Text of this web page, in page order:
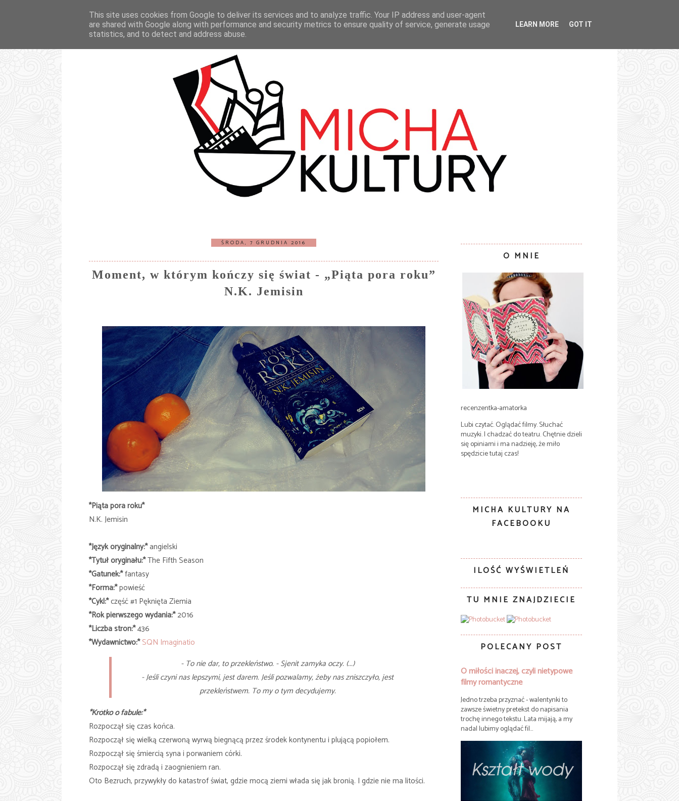
STRONA GŁÓWNA KSIĄŻKI FILMY TEATR SERIALE 100 BBC KONTAKT
ŚRODA, 7 GRUDNIA 2016
Moment, w którym kończy się świat - „Piąta pora roku”
N.K. Jemisin
*Piąta pora roku*
N.K. Jemisin
*Język oryginalny:*angielski
*Tytuł oryginału:*The Fifth Season
*Gatunek:*fantasy
*Forma:*powieść
*Cykl:*część #1 Pęknięta Ziemia
*Rok pierwszego wydania:*2016
*Liczba stron:*436
*Wydawnictwo:*SQN Imaginatio
- To nie dar, to przekleństwo. - Sjenit zamyka oczy. (...)
- Jeśli czyni nas lepszymi, jest darem. Jeśli pozwalamy, żeby nas zniszczyło, jest
przekleństwem. To my o tym decydujemy.
*Krótko o fabule:*
Rozpoczął się czas końca.
Rozpoczął się wielką czerwoną wyrwą biegnącą przez środek kontynentu i plującą popiołem.
Rozpoczął się śmiercią syna i porwaniem córki.
Rozpoczął się zdradą i zaognieniem ran.
Oto Bezruch, przywykły do katastrof świat, gdzie mocą ziemi włada się jak bronią. I gdzie nie ma litości.
O MNIE
recenzentka-amatorka
Lubi czytać. Oglądać filmy. Słuchać
muzyki. I chadzać do teatru. Chętnie dzieli
się opiniami i ma nadzieję, że miło
spędzicie tutaj czas!
MICHA KULTURY NA
FACEBOOKU
ILOŚĆ WYŚWIETLEŃ
TU MNIE ZNAJDZIECIE
POLECANY POST
O miłości inaczej, czyli nietypowe
filmy romantyczne
Jedno trzeba przyznać - walentynki to
zawsze świetny pretekst do napisania
trochę innego tekstu. Lata mijają, a my
nadal lubimy oglądać fil...
This site uses cookies from Google to deliver its services and to analyze traffic. Your IP address and user-agent
are shared with Google along with performance and security metrics to ensure quality of service, generate usage
statistics, and to detect and address abuse.
LEARN MORE GOT IT